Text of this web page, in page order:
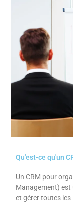
Qu'est-ce qu'un
Un CRM pour
Management) est
et gérer toutes